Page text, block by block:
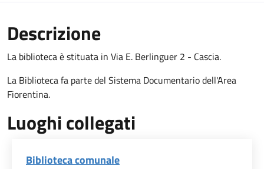
Descrizione
La biblioteca è stituata in Via E. Berlinguer 2 - Cascia.
La Biblioteca fa parte del Sistema Documentario dell'Area
Fiorentina.
Luoghi collegati
Biblioteca comunale